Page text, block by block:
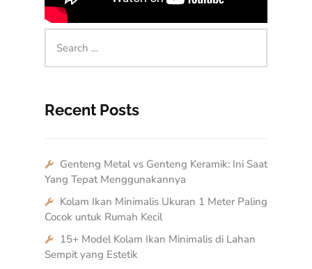
Recent Posts
Genteng Metal vs Genteng Keramik: Ini Saat
Yang Tepat Menggunakannya
Kolam Ikan Minimalis Ukuran 1 Meter Paling
Cocok untuk Rumah Kecil
15+ Model Kolam Ikan Minimalis di Lahan
Sempit yang Estetik